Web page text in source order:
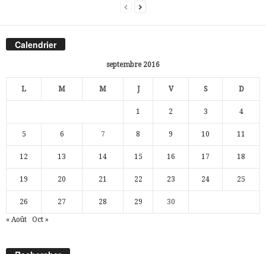
Calendrier
septembre 2016
L M M J V S D
1 2 3 4
5 6 7 8 9 10 11
12 13 14 15 16 17 18
19 20 21 22 23 24 25
26 27 28 29 30
« Août Oct »